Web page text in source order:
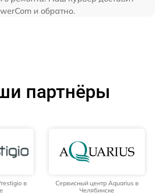
и обратно.
партнёры
в
Сервисный центр Aquarius в
Челябинске